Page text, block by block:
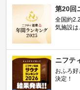
第20回
全国約
気施設は
ニフテ
おふろ
決定！